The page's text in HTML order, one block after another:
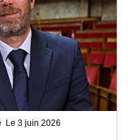
Le 3 juin 2026